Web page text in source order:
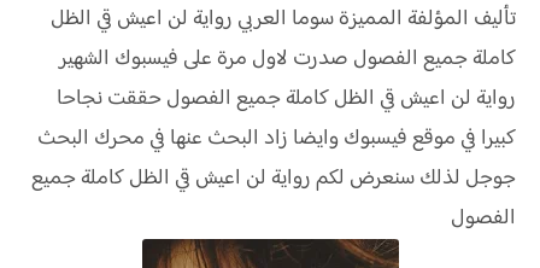
تأليف المؤلفة المميزة سوما العربي رواية لن اعيش قي الظل
كاملة جميع الفصول صدرت لاول مرة على فيسبوك الشهير
رواية لن اعيش قي الظل كاملة جميع الفصول حققت نجاحا
كبيرا في موقع فيسبوك وايضا زاد البحث عنها في محرك البحث
جوجل لذلك سنعرض لكم رواية لن اعيش قي الظل كاملة جميع
الفصول